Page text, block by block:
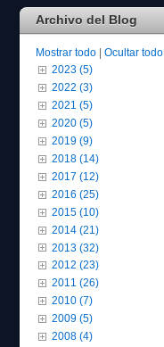
Archivo del Blog
Mostrar todo |Ocultar todo
2023 (5)
2022 (3)
2021 (5)
2020 (5)
2019 (9)
2018 (14)
2017 (12)
2016 (25)
2015 (10)
2014 (21)
2013 (32)
2012 (23)
2011 (26)
2010 (7)
2009 (5)
2008 (4)